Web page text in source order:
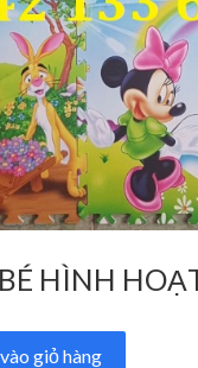
HÌNH
giỏ hàng